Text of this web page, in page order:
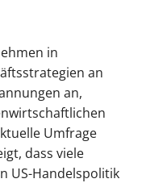
in
an
an,
Umfrage
dass viele
US-Handelspolitik